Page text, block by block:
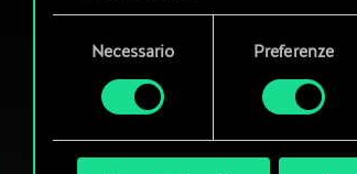
Tutti i dettagli su come
consenso
Necessario Preferenze